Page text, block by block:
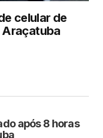
celular de
Araçatuba
após 8 horas